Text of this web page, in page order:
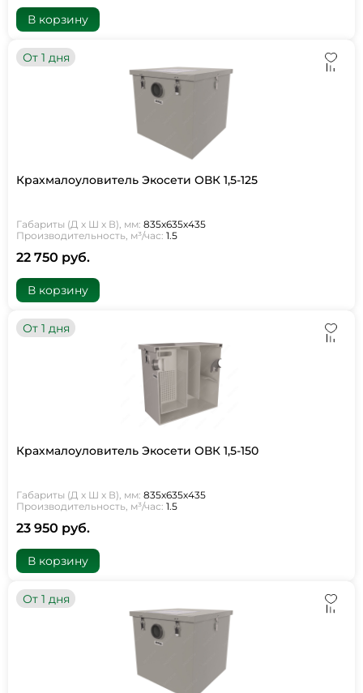
В корзину
От 1 дня
Крахмалоуловитель Экосети ОВК 1,5-125
Габариты (Д х Ш х В), мм: 835х635х435
Производительность, м³/час: 1.5
22 750 руб.
В корзину
От 1 дня
Крахмалоуловитель Экосети ОВК 1,5-150
Габариты (Д х Ш х В), мм: 835х635х435
Производительность, м³/час: 1.5
23 950 руб.
В корзину
От 1 дня